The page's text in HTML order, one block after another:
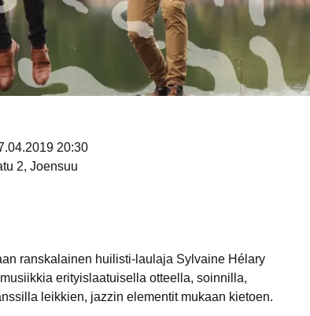
20:30
2, Joensuu
ranskalainen huilisti-laulaja Sylvaine Hélary
erityislaatuisella otteella, soinnilla,
leikkien, jazzin elementit mukaan kietoen.